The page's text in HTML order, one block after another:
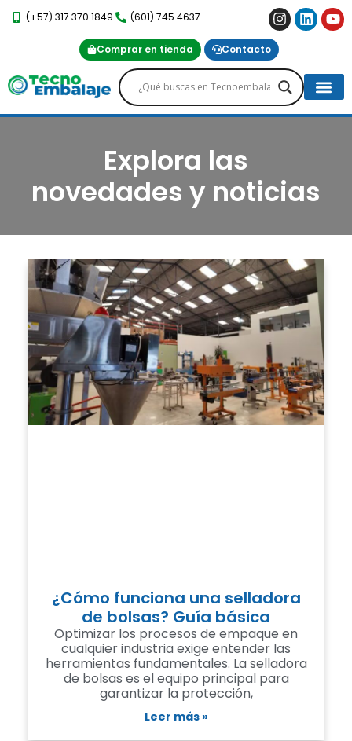
(+57) 317 370 1849 (601) 745 4637
Comprar en tienda Contacto
Explora las
novedades y noticias
¿Cómo funciona una selladora
de bolsas? Guía básica
Optimizar los procesos de empaque en
cualquier industria exige entender las
herramientas fundamentales. La selladora
de bolsas es el equipo principal para
garantizar la protección,
Leer más »